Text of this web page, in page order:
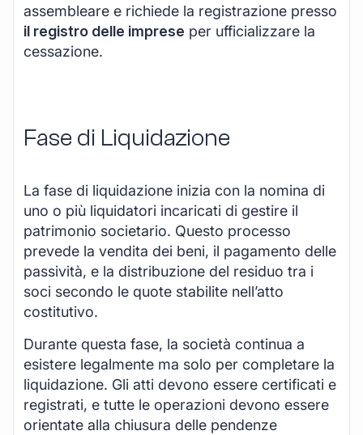
assembleare e richiede la registrazione presso
il registro delle imprese per ufficializzare la
cessazione.
Fase di Liquidazione
La fase di liquidazione inizia con la nomina di
uno o più liquidatori incaricati di gestire il
patrimonio societario. Questo processo
prevede la vendita dei beni, il pagamento delle
passività, e la distribuzione del residuo tra i
soci secondo le quote stabilite nell’atto
costitutivo.
Durante questa fase, la società continua a
esistere legalmente ma solo per completare la
liquidazione. Gli atti devono essere certificati e
registrati, e tutte le operazioni devono essere
orientate alla chiusura delle pendenze